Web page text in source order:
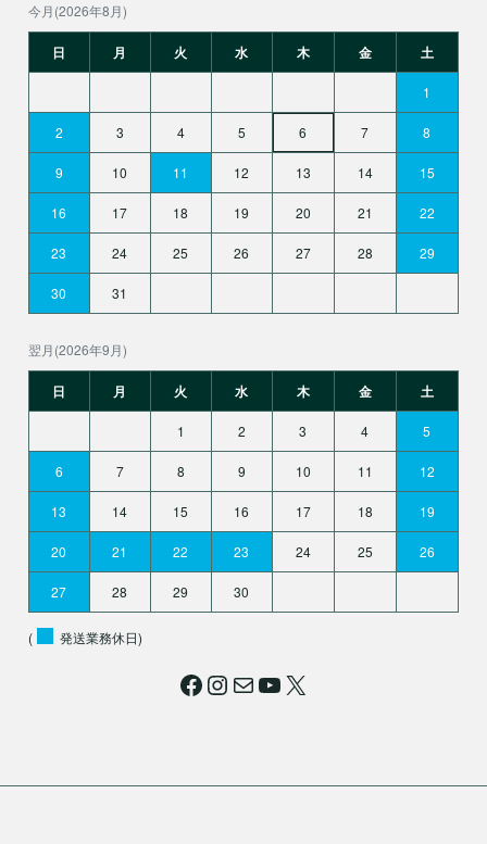
今月(2026年8月)
日 月 火 水 木 金 土
1
2 3 4 5 6 7 8
9 10 11 12 13 14 15
16 17 18 19 20 21 22
23 24 25 26 27 28 29
30 31
翌月(2026年9月)
日 月 火 水 木 金 土
1 2 3 4 5
6 7 8 9 10 11 12
13 14 15 16 17 18 19
20 21 22 23 24 25 26
27 28 29 30
( 発送業務休日)
Facebook Instagram メールYouTube X